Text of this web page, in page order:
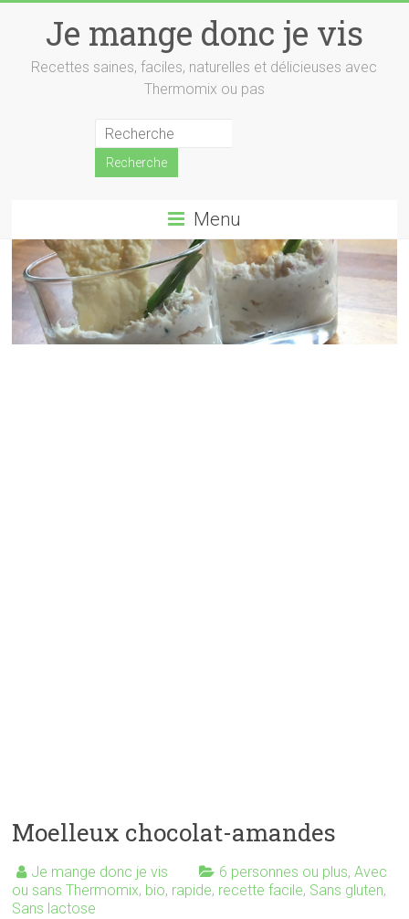
contentJe mange donc je vis
Recettes saines, faciles, naturelles et délicieuses avec
Thermomix ou pas
Menu
Moelleux chocolat-amandes
Je mange donc je vis 6 personnes ou plus,Avec
ou sans Thermomix, bio, rapide, recette facile, Sans gluten,
Sans lactose